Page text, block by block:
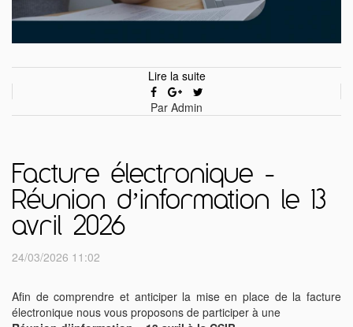
Lire la suite
Par Admin
Facture électronique -
Réunion d’information le 13
avril 2026
24/03/2026 11:02
Afin de comprendre et anticiper la mise en place de la facture
électronique nous vous proposons de participer à une